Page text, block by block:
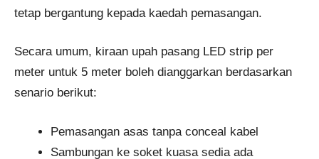
tetap bergantung kepada kaedah pemasangan.
Secara umum, kiraan upah pasang LED strip per
meter untuk 5 meter boleh dianggarkan berdasarkan
senario berikut:
Pemasangan asas tanpa conceal kabel
Sambungan ke soket kuasa sedia ada